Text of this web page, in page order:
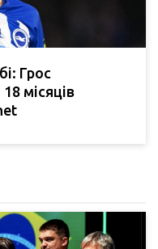
Грос
місяців